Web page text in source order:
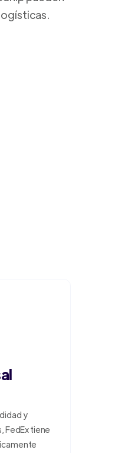
y
FedEx tiene